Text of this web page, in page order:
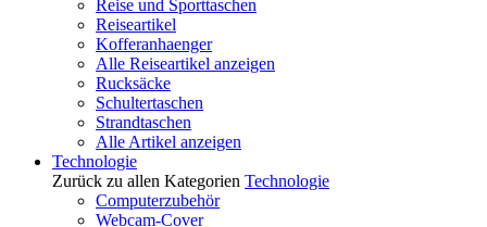
Reise und Sporttaschen
Reiseartikel
Kofferanhaenger
Alle Reiseartikel anzeigen
Rucksäcke
Schultertaschen
Strandtaschen
Alle Artikel anzeigen
Technologie
Zurück zu allen Kategorien Technologie
Computerzubehör
Webcam-Cover